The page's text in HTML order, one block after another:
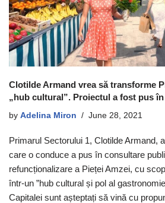
Clotilde Armand vrea să transforme
„hub cultural”. Proiectul a fost pus
by Adelina Miron June 28, 2021
Primarul Sectorului 1, Clotilde Armand,
care o conduce a pus în consultare
refuncționalizare a Pieței Amzei, cu
într-un ”hub cultural și pol al
Capitalei sunt așteptați să vină cu